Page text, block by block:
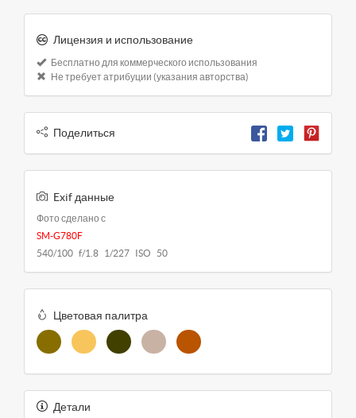
Лицензия и использование
Бесплатно для коммерческого использования
Не требует атрибуции (указания авторства)
Поделиться
Exif данные
Фото сделано с
SM-G780F
540/100 f/1.8 1/227 ISO 50
Цветовая палитра
Детали